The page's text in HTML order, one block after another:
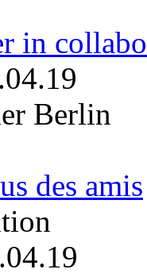
in
Berlin
des amis